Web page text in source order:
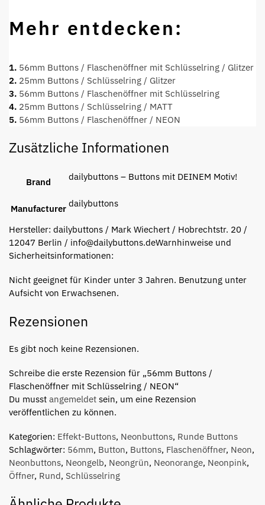
Mehr entdecken:
1. 56mm Buttons / Flaschenöffner mit Schlüsselring / Glitzer
2. 25mm Buttons / Schlüsselring / Glitzer
3. 56mm Buttons / Flaschenöffner mit Schlüsselring
4. 25mm Buttons / Schlüsselring / MATT
5. 56mm Buttons / Flaschenöffner / NEON
Zusätzliche Informationen
Brand dailybuttons – Buttons mit DEINEM Motiv!
Manufacturer dailybuttons
Hersteller: dailybuttons / Mark Wiechert / Hobrechtstr. 20 /
12047 Berlin / info@dailybuttons.deWarnhinweise und
Sicherheitsinformationen:
Nicht geeignet für Kinder unter 3 Jahren. Benutzung unter
Aufsicht von Erwachsenen.
Rezensionen
Es gibt noch keine Rezensionen.
Schreibe die erste Rezension für „56mm Buttons /
Flaschenöffner mit Schlüsselring / NEON“
Du musst angemeldet sein, um eine Rezension
veröffentlichen zu können.
Kategorien: Effekt-Buttons, Neonbuttons, Runde Buttons
Schlagwörter: 56mm, Button, Buttons, Flaschenöffner, Neon,
Neonbuttons, Neongelb, Neongrün, Neonorange, Neonpink,
Öffner, Rund, Schlüsselring